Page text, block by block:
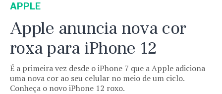
APPLE
Apple anuncia nova cor
roxa para iPhone 12
É a primeira vez desde o iPhone 7 que a Apple adiciona
uma nova cor ao seu celular no meio de um ciclo.
Conheça o novo iPhone 12 roxo.